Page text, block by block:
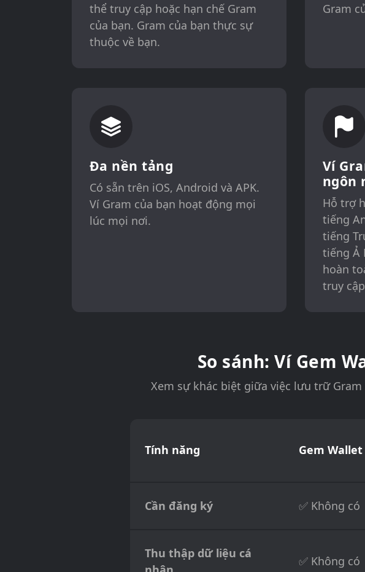
thể truy cập hoặc hạn chế Gram
của bạn. Gram của bạn thực sự
thuộc về bạn.
Gram
Đa nền tảng
Có sẵn trên iOS, Android và APK.
Ví Gram của bạn hoạt động mọi
lúc mọi nơi.
Ví
ngôn
Hỗ trợ
tiếng
tiếng
tiếng Ả
hoàn
truy
So sánh: Ví Gem
Xem sự khác biệt giữa việc lưu trữ
Tính năng Gem Wallet
Cần đăng ký ✅ Không có
Thu thập dữ liệu cá
✅ Không có